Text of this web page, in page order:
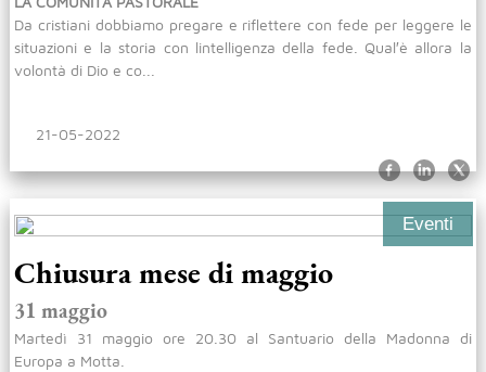
Da cristiani dobbiamo pregare e riflettere con fede per leggere le
situazioni e la storia con lintelligenza della fede. Qual′è allora la
volontà di Dio e co...
21-05-2022
Eventi
Chiusura mese di maggio
31 maggio
Martedì 31 maggio ore 20.30 al Santuario della Madonna di
Europa a Motta.